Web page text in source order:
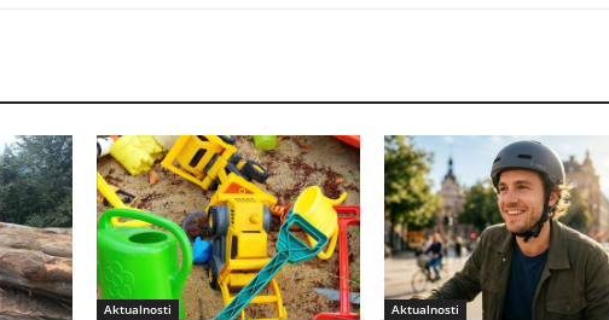
Aktualnosti Aktualnosti